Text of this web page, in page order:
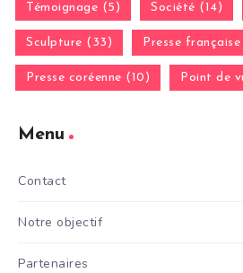
Témoignage (5) Société (14)
Sculpture (33) Presse
Presse coréenne (10) Point de
Menu
Contact
Notre objectif
Partenaires